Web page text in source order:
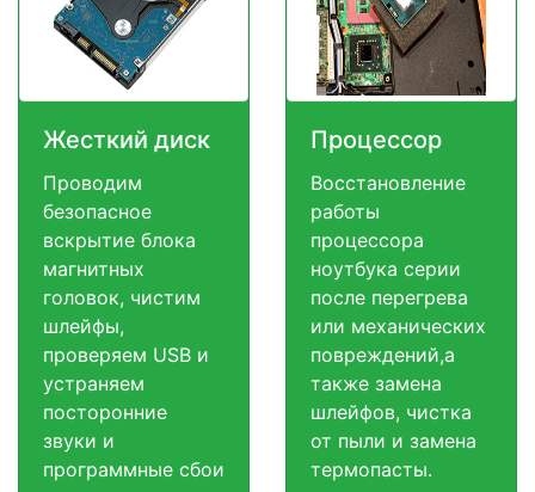
Жесткий диск
Проводим
безопасное
вскрытие блока
магнитных
головок, чистим
шлейфы,
проверяем USB и
устраняем
посторонние
звуки и
программные сбои
Процессор
Восстановление
работы
процессора
ноутбука серии
после перегрева
или механических
повреждений,а
также замена
шлейфов, чистка
от пыли и замена
термопасты.